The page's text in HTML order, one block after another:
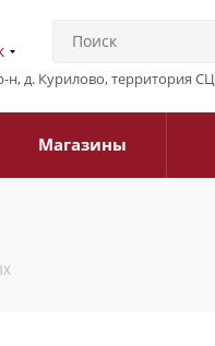
н, д. Курилово, территория СЦ
Магазины